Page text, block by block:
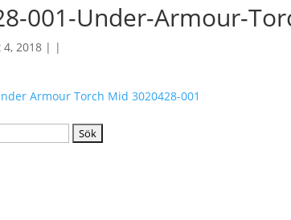
001-Under-Armour-
4, 2018 | |